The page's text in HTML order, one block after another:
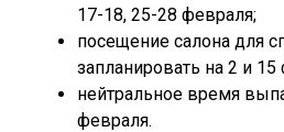
17-18, 25-28 февраля;
посещение салона для
запланировать на 2 и 15
нейтральное время
февраля.